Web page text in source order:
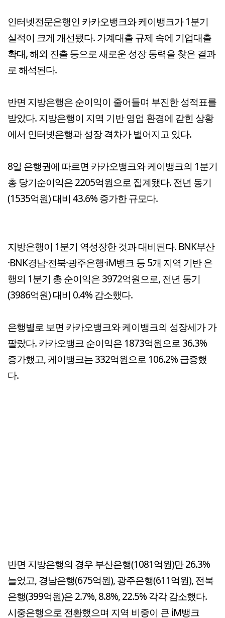
인터넷전문은행인 카카오뱅크와 케이뱅크가 1분기
실적이 크게 개선됐다. 가계대출 규제 속에 기업대출
확대, 해외 진출 등으로 새로운 성장 동력을 찾은 결과
로 해석된다.
반면 지방은행은 순이익이 줄어들며 부진한 성적표를
받았다. 지방은행이 지역 기반 영업 환경에 갇힌 상황
에서 인터넷은행과 성장 격차가 벌어지고 있다.
8일 은행권에 따르면 카카오뱅크와 케이뱅크의 1분기
총 당기순이익은 2205억원으로 집계됐다. 전년 동기
(1535억원) 대비 43.6% 증가한 규모다.
지방은행이 1분기 역성장한 것과 대비된다. BNK부산
·BNK경남·전북·광주은행·iM뱅크 등 5개 지역 기반 은
행의 1분기 총 순이익은 3972억원으로, 전년 동기
(3986억원) 대비 0.4% 감소했다.
은행별로 보면 카카오뱅크와 케이뱅크의 성장세가 가
팔랐다. 카카오뱅크 순이익은 1873억원으로 36.3%
증가했고, 케이뱅크는 332억원으로 106.2% 급증했
다.
반면 지방은행의 경우 부산은행(1081억원)만 26.3%
늘었고, 경남은행(675억원), 광주은행(611억원), 전북
은행(399억원)은 2.7%, 8.8%, 22.5% 각각 감소했다.
시중은행으로 전환했으며 지역 비중이 큰 iM뱅크